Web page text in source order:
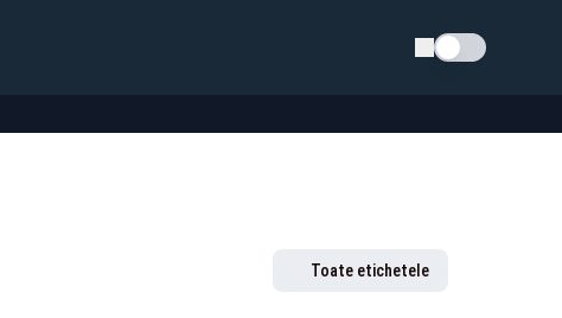
Schimba tema
Toate etichetele